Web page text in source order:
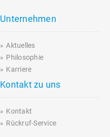
Unternehmen
Aktuelles
Philosophie
Karriere
Kontakt zu uns
Kontakt
Rückruf-Service